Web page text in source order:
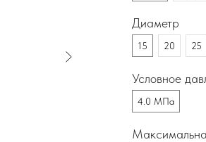
Диаметр
15 20 25
Условное
4.0 МПа